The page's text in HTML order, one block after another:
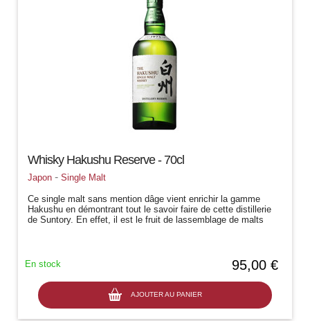
Whisky Hakushu Reserve - 70cl
Japon -Single Malt
Ce single malt sans mention dâge vient enrichir la gamme
Hakushu en démontrant tout le savoir faire de cette distillerie
de Suntory. En effet, il est le fruit de lassemblage de malts
95,00 €
AJOUTER AU PANIER
En stock